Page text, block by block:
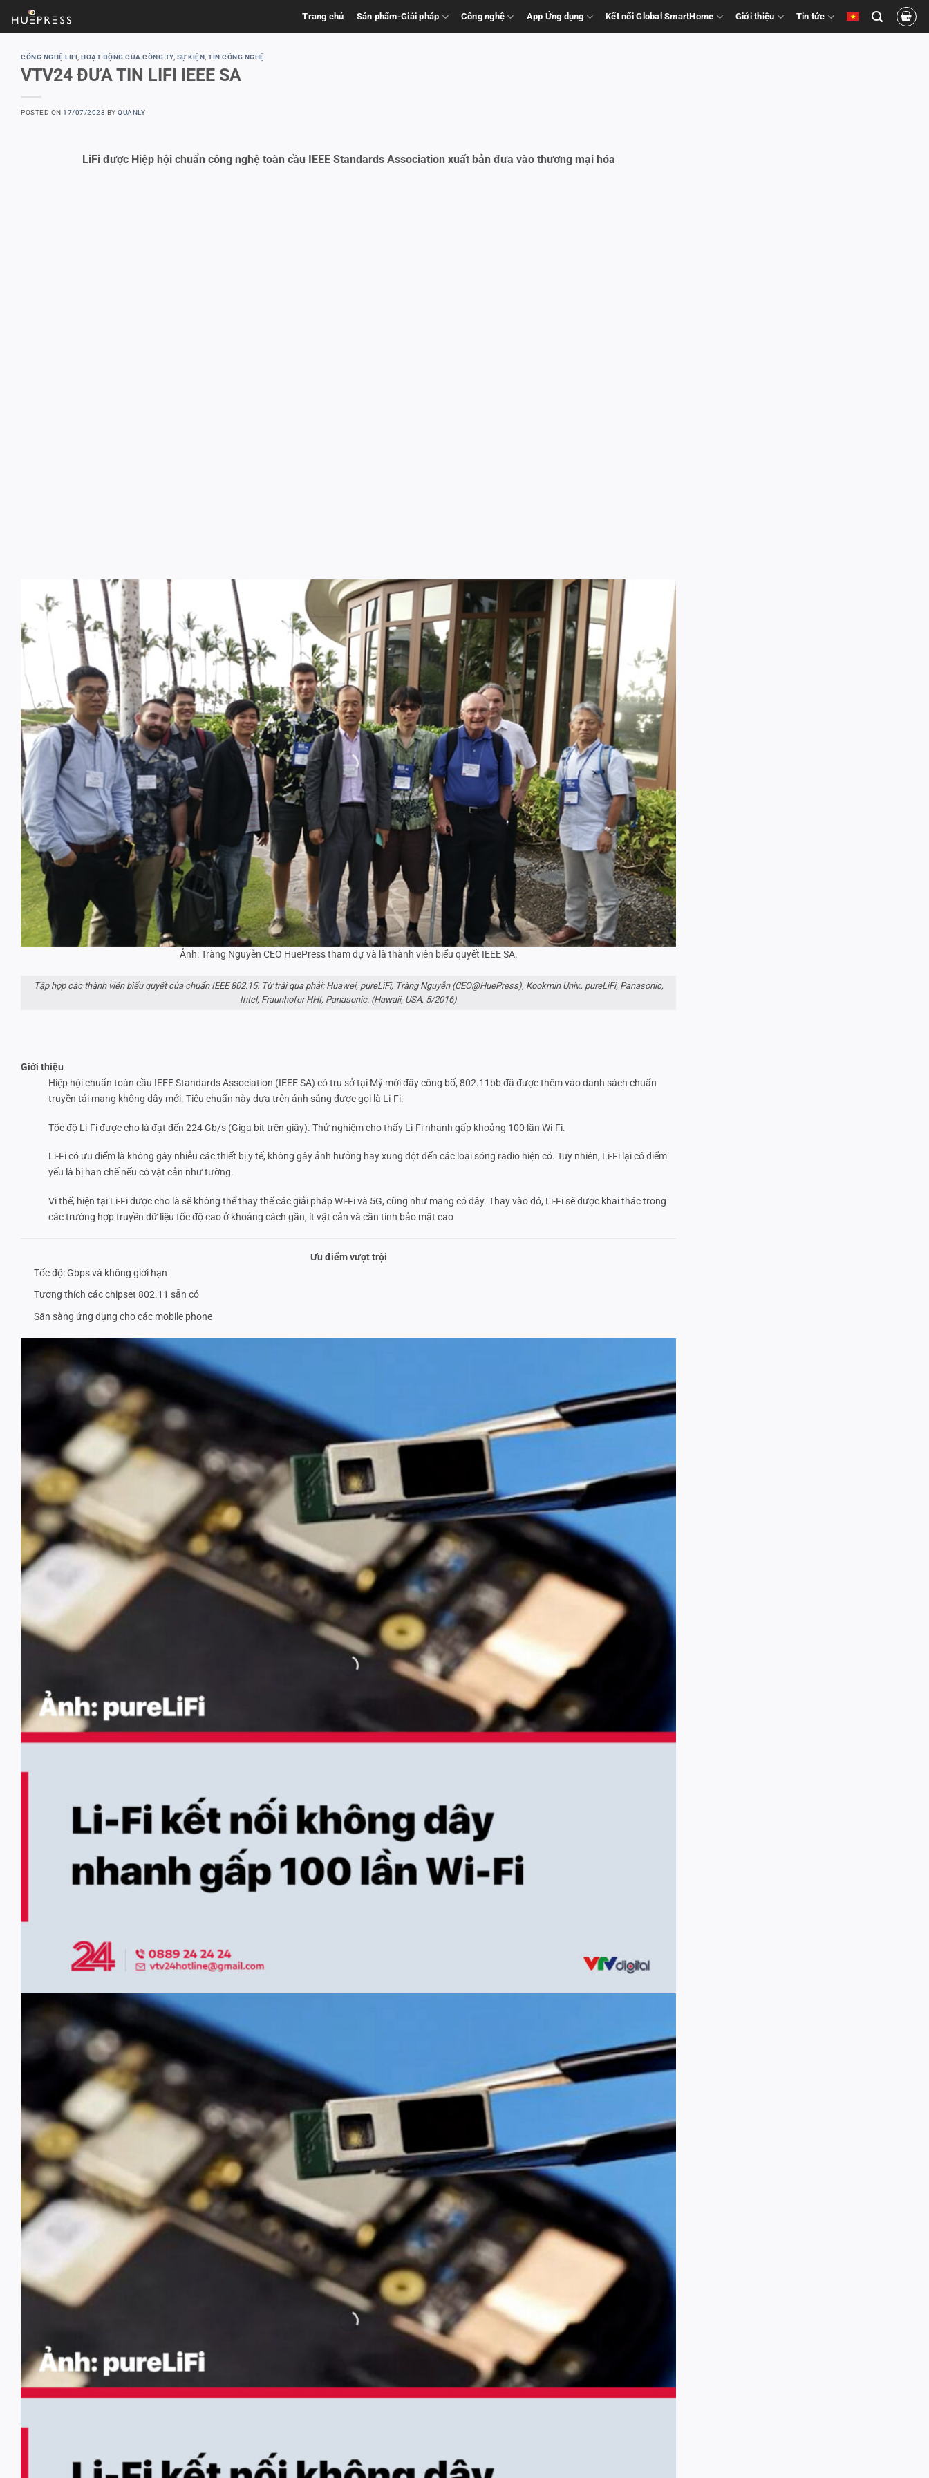
Trang chủ Sản phẩm-Giải pháp Công nghệ App Ứng dụng Kết nối Global SmartHome Giới thiệu Tin tức
CÔNG NGHỆ LIFI ,HOẠT ĐỘNG CỦA CÔNG TY, SỰ KIỆN ,TIN CÔNG NGHỆ
VTV24 ĐƯA TIN LIFI IEEE SA
POSTED ON17/07/2023 BYQUANLY
LiFi được Hiệp hội chuẩn công nghệ toàn cầu IEEE Standards Association xuất bản đưa vào thương mại hóa
Ảnh: Tràng Nguyễn CEO HuePress tham dự và là thành viên biểu quyết IEEE SA.
Tập hợp các thành viên biểu quyết của chuẩn IEEE 802.15. Từ trái qua phải: Huawei, pureLiFi, Tràng Nguyễn (CEO@HuePress), Kookmin Univ., pureLiFi, Panasonic,
Intel, Fraunhofer HHI, Panasonic. (Hawaii, USA, 5/2016)
Giới thiệu
Hiệp hội chuẩn toàn cầu IEEE Standards Association (IEEE SA) có trụ sở tại Mỹ mới đây công bố, 802.11bb đã được thêm vào danh sách chuẩn
truyền tải mạng không dây mới. Tiêu chuẩn này dựa trên ánh sáng được gọi là Li-Fi.
Tốc độ Li-Fi được cho là đạt đến 224 Gb/s (Giga bit trên giây). Thử nghiệm cho thấy Li-Fi nhanh gấp khoảng 100 lần Wi-Fi.
Li-Fi có ưu điểm là không gây nhiễu các thiết bị y tế, không gây ảnh hưởng hay xung đột đến các loại sóng radio hiện có. Tuy nhiên, Li-Fi lại có điểm
yếu là bị hạn chế nếu có vật cản như tường.
Vì thế, hiện tại Li-Fi được cho là sẽ không thể thay thế các giải pháp Wi-Fi và 5G, cũng như mạng có dây. Thay vào đó, Li-Fi sẽ được khai thác trong
các trường hợp truyền dữ liệu tốc độ cao ở khoảng cách gần, ít vật cản và cần tính bảo mật cao
Ưu điểm vượt trội
Tốc độ: Gbps và không giới hạn
Tương thích các chipset 802.11 sẵn có
Sẵn sàng ứng dụng cho các mobile phone